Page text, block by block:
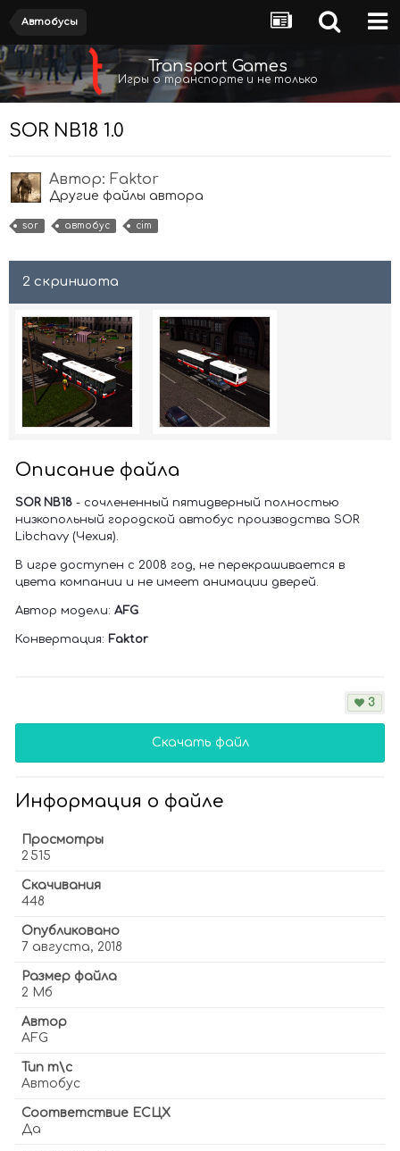
Автобусы
Transport Games
Игры о транспорте и не только
SOR NB18 1.0
Автор: Faktor
Другие файлы автора
sor автобус cim
2 скриншота
Описание файла
SOR NB18 - сочлененный пятидверный полностью
низкопольный городской автобус производства SOR
Libchavy (Чехия).
В игре доступен с 2008 год, не перекрашивается в
цвета компании и не имеет анимации дверей.
Автор модели: AFG
Конвертация: Faktor
3
Скачать файл
Информация о файле
Просмотры
2 515
Скачивания
448
Опубликовано
7 августа, 2018
Размер файла
2 Мб
Автор
AFG
Тип т\с
Автобус
Соответствие ЕСЦХ
Да